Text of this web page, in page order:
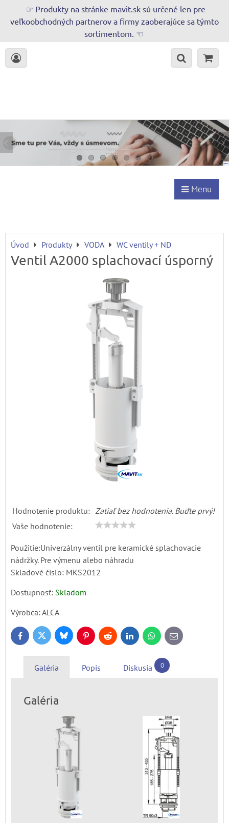
☞ Produkty na stránke mavit.sk sú určené len pre
veľkoobchodných partnerov a firmy zaoberajúce sa týmto
sortimentom. ☜
Menu
Úvod Produkty VODA WC ventily + ND
Ventil A2000 splachovací úsporný
Hodnotenie produktu: Zatiaľ bez hodnotenia. Buďte prvý!
Vaše hodnotenie:
Použitie:Univerzálny ventil pre keramické splachovacie
nádržky. Pre výmenu alebo náhradu
Skladové číslo: MKS2012
Dostupnosť: Skladom
Výrobca:ALCA
FacebookTwitter BlueskyPinterestReddit LinkedInWhatsApp
E-
mail
Galéria Popis Diskusia 0
Galéria